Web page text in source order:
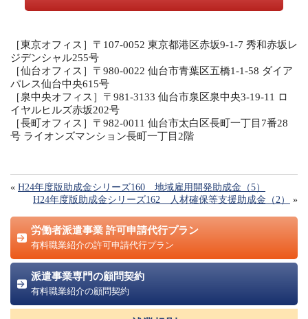
［東京オフィス］〒107-0052 東京都港区赤坂9-1-7 秀和赤坂レ
ジデンシャル255号
［仙台オフィス］〒980-0022 仙台市青葉区五橋1-1-58 ダイア
パレス仙台中央615号
［泉中央オフィス］〒981-3133 仙台市泉区泉中央3-19-11 ロ
イヤルヒルズ赤坂202号
［長町オフィス］〒982-0011 仙台市太白区長町一丁目7番28
号 ライオンズマンション長町一丁目2階
« H24年度版助成金シリーズ160 地域雇用開発助成金（5）
H24年度版助成金シリーズ162 人材確保等支援助成金（2）
»
労働者派遣事業 許可申請代行プラン
有料職業紹介の許可申請代行プラン
派遣事業専門の顧問契約
有料職業紹介の顧問契約